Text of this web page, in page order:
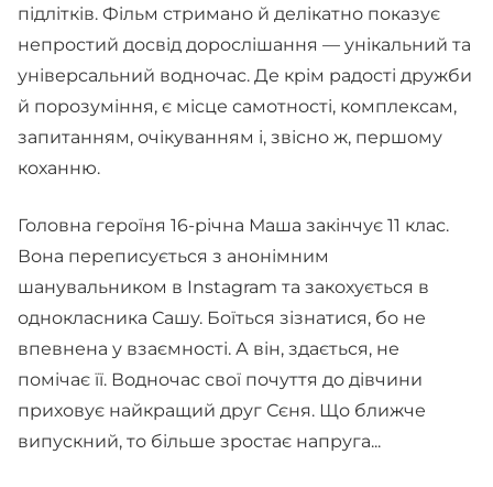
підлітків. Фільм стримано й делікатно показує
непростий досвід дорослішання — унікальний та
універсальний водночас. Де крім радості дружби
й порозуміння, є місце самотності, комплексам,
запитанням, очікуванням і, звісно ж, першому
коханню.
Головна героїня 16-річна Маша закінчує 11 клас.
Вона переписується з анонімним
шанувальником в Instagram та закохується в
однокласника Сашу. Боїться зізнатися, бо не
впевнена у взаємності. А він, здається, не
помічає її. Водночас свої почуття до дівчини
приховує найкращий друг Сєня. Що ближче
випускний, то більше зростає напруга...